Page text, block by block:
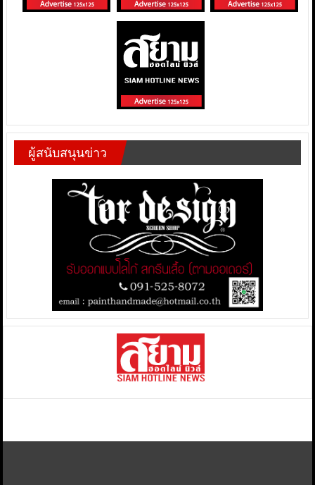
ผู้สนับสนุนข่าว